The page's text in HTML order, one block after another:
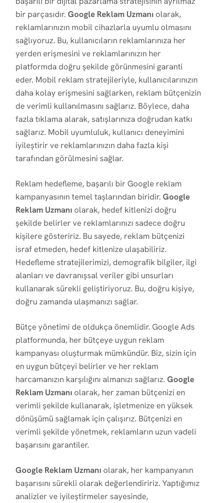
bir parçasıdır. Google Reklam Uzmanı olarak,
reklamlarınızın mobil cihazlarla uyumlu olmasını
sağlıyoruz. Bu, kullanıcıların reklamlarınıza her
yerden erişmesini ve reklamlarınızın her
platformda doğru şekilde görünmesini garanti
eder. Mobil reklam stratejileriyle, kullanıcılarınızın
daha kolay erişmesini sağlarken, reklam bütçenizin
de verimli kullanılmasını sağlarız. Böylece, daha
fazla tıklama alarak, satışlarınıza doğrudan katkı
sağlarız. Mobil uyumluluk, kullanıcı deneyimini
iyileştirir ve reklamlarınızın daha fazla kişi
tarafından görülmesini sağlar.
Reklam hedefleme, başarılı bir Google reklam
kampanyasının temel taşlarından biridir. Google
Reklam Uzmanı olarak, hedef kitlenizi doğru
şekilde belirler ve reklamlarınızı sadece doğru
kişilere gösteririz. Bu sayede, reklam bütçenizi
israf etmeden, hedef kitlenize ulaşabiliriz.
Hedefleme stratejilerimizi, demografik bilgiler, ilgi
alanları ve davranışsal veriler gibi unsurları
kullanarak sürekli geliştiriyoruz. Bu, doğru kişiye,
doğru zamanda ulaşmanızı sağlar.
Bütçe yönetimi de oldukça önemlidir. Google Ads
platformunda, her bütçeye uygun reklam
kampanyası oluşturmak mümkündür. Biz, sizin için
en uygun bütçeyi belirler ve her reklam
harcamanızın karşılığını almanızı sağlarız. Google
Reklam Uzmanı olarak, her zaman bütçenizi en
verimli şekilde kullanarak, işletmenize en yüksek
dönüşümü sağlamak için çalışırız. Bütçenizi en
verimli şekilde yönetmek, reklamların uzun vadeli
başarısını garantiler.
Google Reklam Uzmanı olarak, her kampanyanın
başarısını sürekli olarak değerlendiririz. Yaptığımız
analizler ve iyileştirmeler sayesinde,